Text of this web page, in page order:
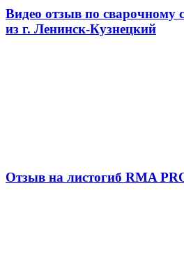
Видео отзыв по сварочному
из г. Ленинск-Кузнецкий
Отзыв на листогиб RMA